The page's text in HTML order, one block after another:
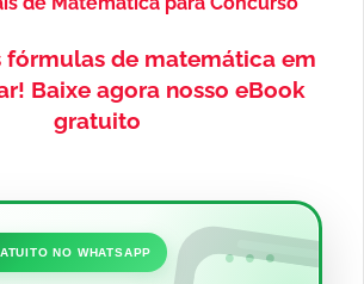
fórmulas de matemática em
Baixe agora nosso eBook
gratuito
•••
NO WHATSAPP